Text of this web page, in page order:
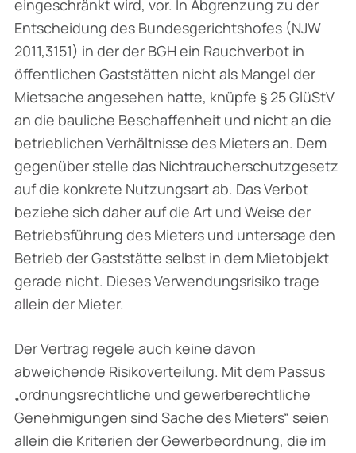
eingeschränkt wird, vor. In Abgrenzung zu der
Ent­scheidung des Bundesgerichtshofes (NJW
2011,3151) in der der BGH ein Rauchverbot in
öffentlichen Gaststätten nicht als Mangel der
Mietsache angesehen hatte, knüpfe § 25 GlüStV
an die bauliche Beschaffenheit und nicht an die
betrieblichen Verhältnisse des Mieters an. Dem
gegenüber stelle das Nichtraucherschutzgesetz
auf die konkrete Nutzungsart ab. Das Verbot
beziehe sich daher auf die Art und Weise der
Betriebsführung des Mieters und unter­sage den
Betrieb der Gaststätte selbst in dem Mietobjekt
gerade nicht. Dieses Verwendungs­risiko trage
allein der Mieter.
Der Vertrag regele auch keine davon
abweichende Risikoverteilung. Mit dem Passus
„ordnungsrechtliche und gewerberechtliche
Genehmigungen sind Sache des Mieters“ seien
allein die Kriterien der Gewerbeordnung, die im